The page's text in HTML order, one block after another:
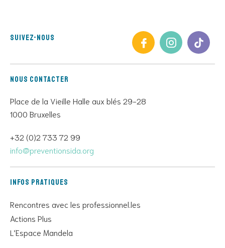
Suivez-nous
Nous contacter
Place de la Vieille Halle aux blés 29-28
1000 Bruxelles
+32 (0)2 733 72 99
info@preventionsida.org
Infos pratiques
Rencontres avec les professionnel.les
Actions Plus
L’Espace Mandela